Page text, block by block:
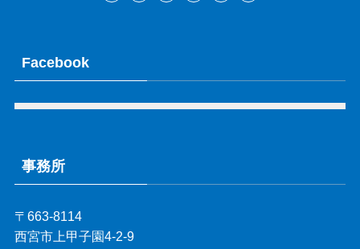
Facebook
事務所
〒663-8114
西宮市上甲子園4-2-9